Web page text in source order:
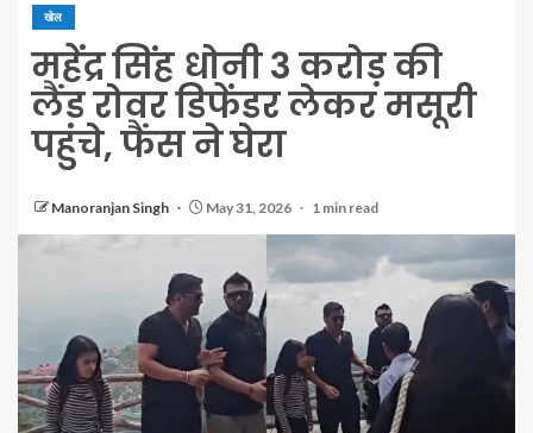
खेल
महेंद्र सिंह धोनी 3 करोड़ की
लैंड रोवर डिफेंडर लेकर मसूरी
पहुंचे, फैंस ने घेरा
Manoranjan Singh May 31, 2026 1 min read